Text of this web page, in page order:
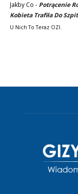
Jakby Co - Potrącenie
Kobieta Trafiła Do
U Nich To Teraz OZI.